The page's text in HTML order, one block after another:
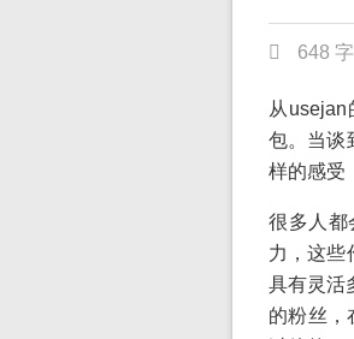
648 字
从
包。当谈
样的感受
很多人都
力，这些
具有灵活
的粉丝，